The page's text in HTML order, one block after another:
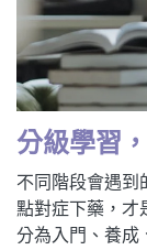
分級學習
不同階段會遇到
點對症下藥，才
分為入門、養成